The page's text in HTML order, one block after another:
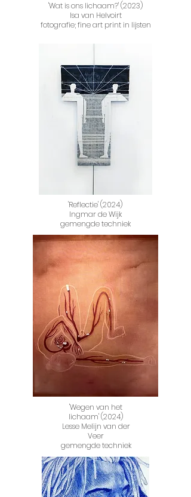
'Wat is ons lichaam?' (2023)
Isa van Helvoirt
fotografie; fine art print in lijsten
'Reflectie' (2024)
Ingmar de Wijk
gemengde techniek​
'Wegen van het
lichaam' (2024)
Lesse Melijn van der
Veer
gemengde techniek